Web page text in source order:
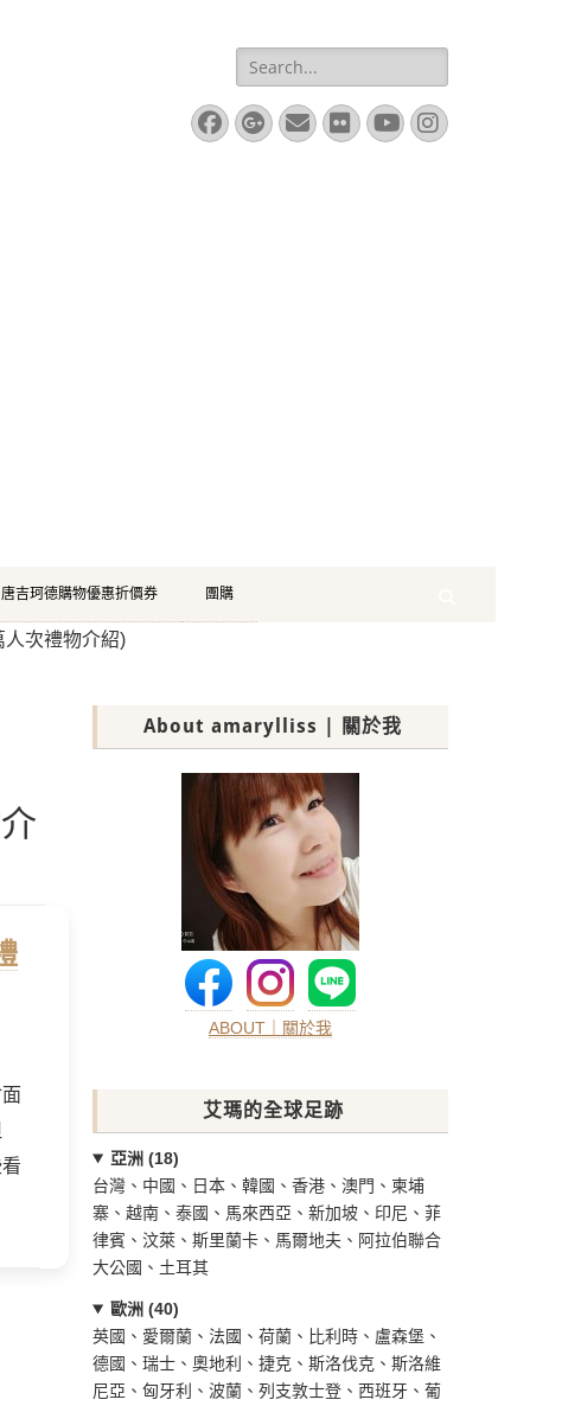
Search
for:
Facebook
Googleplus
EmailFlickrYouTube
Instagram
吉珂德購物優惠折價券 團購
人次禮物介紹)
About amarylliss | 關於我
ABOUT｜關於我
艾瑪的全球足跡
亞洲 (18)
台灣、中國、日本、韓國、香港、澳門、柬埔
寨、越南、泰國、馬來西亞、新加坡、印尼、菲
律賓、汶萊、斯里蘭卡、馬爾地夫、阿拉伯聯合
大公國、土耳其
歐洲 (40)
英國、愛爾蘭、法國、荷蘭、比利時、盧森堡、
德國、瑞士、奧地利、捷克、斯洛伐克、斯洛維
尼亞、匈牙利、波蘭、列支敦士登、西班牙、葡